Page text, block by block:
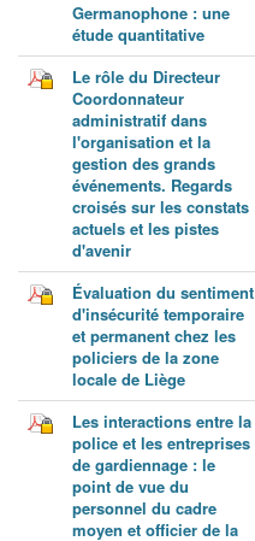
Germanophone : une
étude quantitative
Le rôle du Directeur
Coordonnateur
administratif dans
l'organisation et la
gestion des grands
événements. Regards
croisés sur les constats
actuels et les pistes
d'avenir
Évaluation du sentiment
d'insécurité temporaire
et permanent chez les
policiers de la zone
locale de Liège
Les interactions entre la
police et les entreprises
de gardiennage : le
point de vue du
personnel du cadre
moyen et officier de la